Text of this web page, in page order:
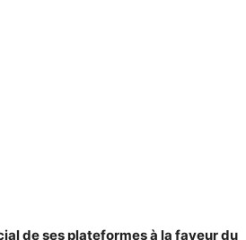
de ses plateformes à la faveur du